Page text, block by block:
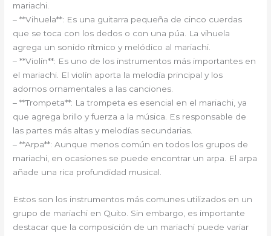
mariachi.
– **Vihuela**: Es una guitarra pequeña de cinco cuerdas
que se toca con los dedos o con una púa. La vihuela
agrega un sonido rítmico y melódico al mariachi.
– **Violín**: Es uno de los instrumentos más importantes en
el mariachi. El violín aporta la melodía principal y los
adornos ornamentales a las canciones.
– **Trompeta**: La trompeta es esencial en el mariachi, ya
que agrega brillo y fuerza a la música. Es responsable de
las partes más altas y melodías secundarias.
– **Arpa**: Aunque menos común en todos los grupos de
mariachi, en ocasiones se puede encontrar un arpa. El arpa
añade una rica profundidad musical.
Estos son los instrumentos más comunes utilizados en un
grupo de mariachi en Quito. Sin embargo, es importante
destacar que la composición de un mariachi puede variar